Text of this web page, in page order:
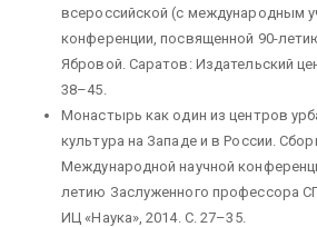
всероссийской (с международным
конференции, посвященной 90-
Ябровой. Саратов: Издательский
38–45.
Монастырь как один из центров
культура на Западе и в России.
Международной научной
летию Заслуженного профессора
ИЦ «Наука», 2014. С. 27–35.